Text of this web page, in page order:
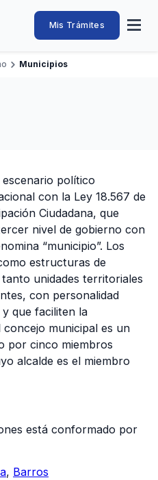
Intendencia
de
Abrir
Mis Trámites
Municipios
político
con la Ley 18.567 de
Ciudadana, que
nivel de gobierno con
“municipio”. Los
estructuras de
unidades territoriales
con personalidad
que faciliten la
concejo municipal es un
por cinco miembros
alcalde es el miembro
está conformado por
, Barros